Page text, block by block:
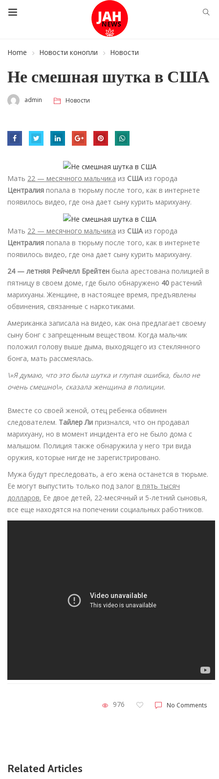
Home Новости конопли Новости
Не смешная шутка в США
admin Новости
Мать 22 — месячного мальчика из СШАиз города
Централия попала в тюрьму после того, как в интернете
появилось видео, где она дает сыну курить марихуану.
Мать 22 — месячного мальчика из СШАиз города
Централия попала в тюрьму после того, как в интернете
появилось видео, где она дает сыну курить марихуану.
24 — летняя Рейчелл Брейтен была арестована полицией в
пятницу в своем доме, где было обнаружено 40 растений
марихуаны. Женщине, в настоящее время, предъявлены
обвинения, связанные с наркотиками.
Американка записала на видео, как она предлагает своему
сыну бонг с запрещенным веществом. Когда мальчик
положил голову выше дыма, выходящего из стеклянного
бонга, мать рассмеялась.
\»Я думаю, что это была шутка и глупая ошибка, было не
очень смешно\», сказала женщина в полиции.
Вместе со своей женой, отец ребенка обвинен
следователем. Тайлер Ли признался, что он продавал
марихуану, но в момент инцидента его не было дома с
малышом. Полиция также обнаружила у него три вида
оружия, которые нигде не зарегистрировано.
Мужа будут преследовать, а его жена останется в тюрьме.
Ее могут выпустить только под залог в пять тысяч
долларов. Ее двое детей, 22-месячный и 5-летний сыновья,
все еще находятся на попечении социальных работников.
976 No Comments
Related Articles